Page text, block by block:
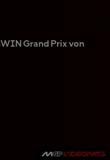
Grand Prix von